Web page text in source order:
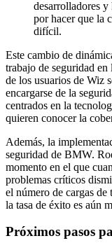
desarrolladores y
por hacer que la
difícil.
Este cambio de
trabajo de seguridad
de los usuarios de Wiz
encargarse de la
centrados en la
quieren conocer la
Además, la
seguridad de BMW.
momento en el que
problemas críticos
el número de cargas de
la tasa de éxito es aún
Próximos pasos